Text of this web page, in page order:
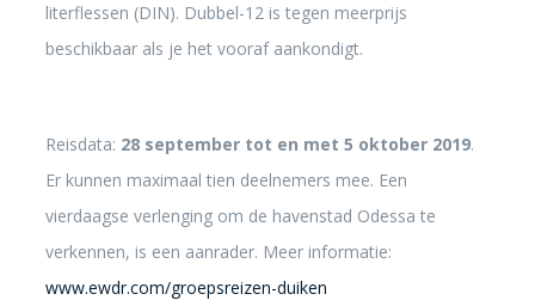
literflessen (DIN). Dubbel-12 is tegen meerprijs
beschikbaar als je het vooraf aankondigt.
Reisdata: 28 september tot en met 5 oktober 2019.
Er kunnen maximaal tien deelnemers mee. Een
vierdaagse verlenging om de havenstad Odessa te
verkennen, is een aanrader. Meer informatie:
www.ewdr.com/groepsreizen-duiken